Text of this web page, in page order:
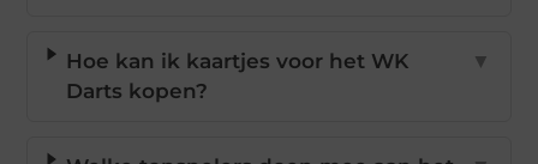
Hoe kan ik kaartjes voor het WK
Darts kopen?
▼